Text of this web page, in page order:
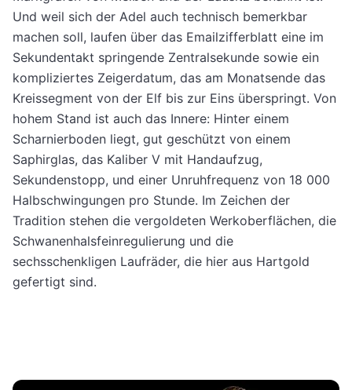
Und weil sich der Adel auch technisch bemerkbar
machen soll, laufen über das Emailzifferblatt eine im
Sekundentakt springende Zentralsekunde sowie ein
kompliziertes Zeigerdatum, das am Monatsende das
Kreissegment von der Elf bis zur Eins überspringt. Von
hohem Stand ist auch das Innere: Hinter einem
Scharnierboden liegt, gut geschützt von einem
Saphirglas, das Kaliber V mit Handaufzug,
Sekundenstopp, und einer Unruhfrequenz von 18 000
Halbschwingungen pro Stunde. Im Zeichen der
Tradition stehen die vergoldeten Werkoberflächen, die
Schwanenhalsfeinregulierung und die
sechsschenkligen Laufräder, die hier aus Hartgold
gefertigt sind.